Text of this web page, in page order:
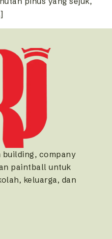
building, company
paintball untuk
keluarga, dan